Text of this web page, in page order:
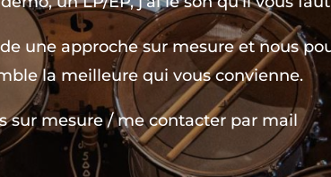
une approche sur mesure et nous
la meilleure qui vous convienne.
sur mesure / me contacter par mail